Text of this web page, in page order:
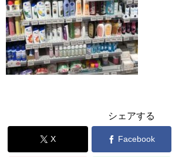
シェアする
X Facebook